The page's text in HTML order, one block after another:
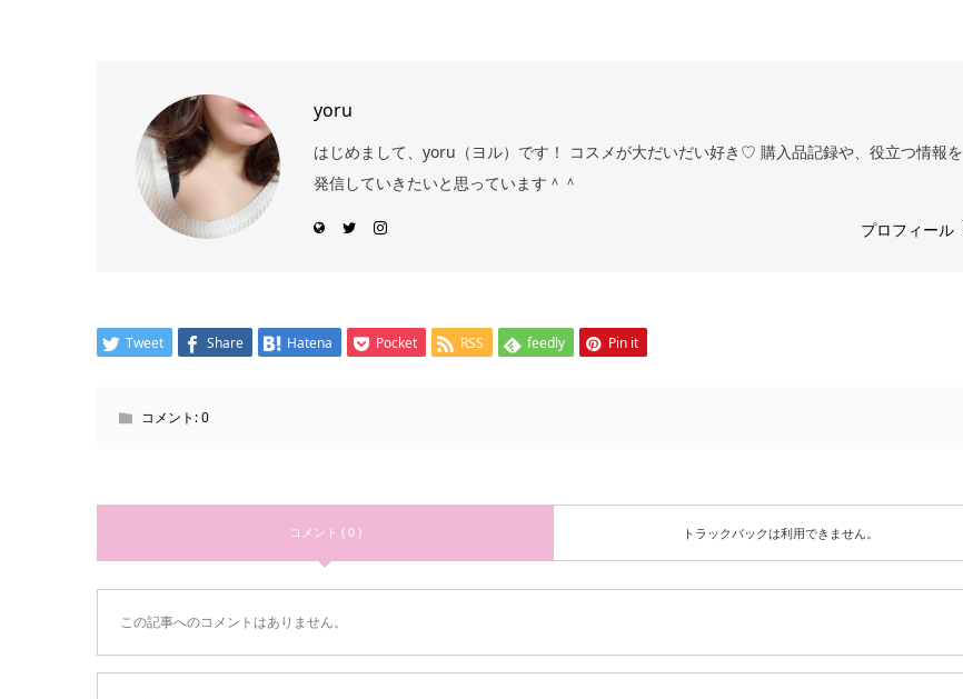
yoru
はじめまして、yoru（ヨル）です！ コスメが大だいだい好き♡ 購入品記録や、役立つ情報を
発信していきたいと思っています＾＾
プロフィール
Tweet Share Hatena Pocket RSS feedly Pin it
コメント:0
コメント ( 0 ) トラックバックは利用できません。
この記事へのコメントはありません。